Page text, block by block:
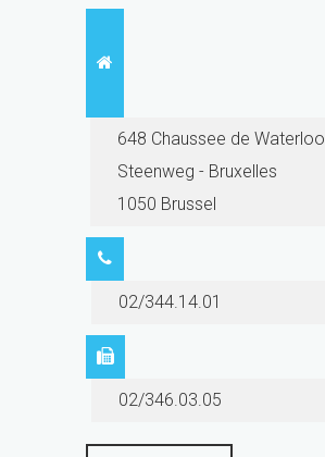
648 Chaussee de Waterloo
Steenweg - Bruxelles
1050 Brussel
02/344.14.01
02/346.03.05